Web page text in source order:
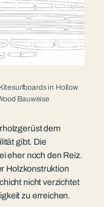
in Hollow
Bauweise
dem
gibt. Die
eher noch den Reiz.
Holzkonstruktion
nicht verzichtet
zu erreichen.